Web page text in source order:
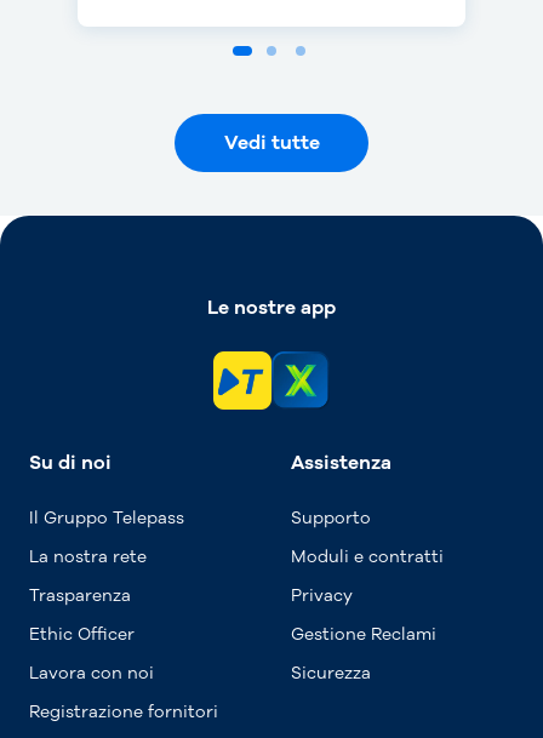
Vedi tutte
Le nostre app
Su di noi
Il Gruppo Telepass
La nostra rete
Trasparenza
Ethic Officer
Lavora con noi
Registrazione fornitori
Assistenza
Supporto
Moduli e contratti
Privacy
Gestione Reclami
Sicurezza